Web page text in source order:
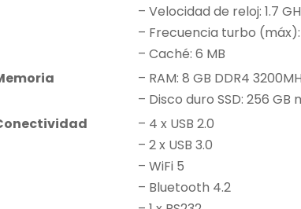
– Velocidad de reloj: 1.7
– Frecuencia turbo (máx):
– Caché: 6 MB
– RAM: 8 GB DDR4
– Disco duro SSD: 256 GB
– 4 x USB 2.0
– 2 x USB 3.0
– WiFi 5
– Bluetooth 4.2